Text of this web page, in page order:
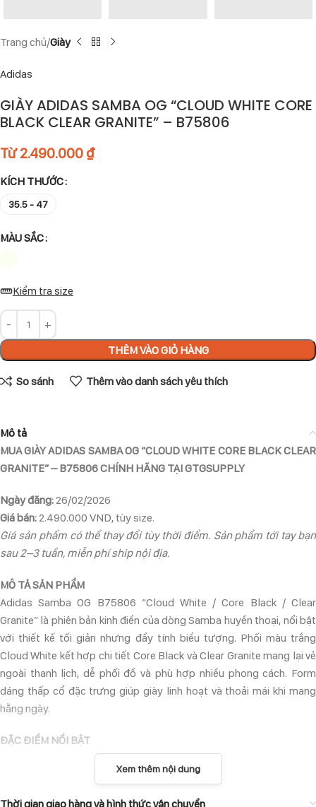
Trang chủ Giày
Adidas
GIÀY ADIDAS SAMBA OG “CLOUD WHITE CORE
BLACK CLEAR GRANITE” – B75806
Từ2.490.000 ₫
KÍCH THƯỚC
35.5 - 47
MÀU SẮC
Kiểm tra size
THÊM VÀO GIỎ HÀNG
So sánh Thêm vào danh sách yêu thích
Mô tả
MUA GIÀY ADIDAS SAMBA OG “CLOUD WHITE CORE BLACK CLEAR
GRANITE” – B75806 CHÍNH HÃNG TẠI GTGSUPPLY
Ngày đăng:26/02/2026
Giá bán:2.490.000 VND, tùy size.
Giá sản phẩm có thể thay đổi tùy thời điểm. Sản phẩm tới tay bạn
sau 2–3 tuần, miễn phí ship nội địa.
MÔ TẢ SẢN PHẨM
Adidas Samba OG B75806 “Cloud White / Core Black / Clear
Granite” là phiên bản kinh điển của dòng Samba huyền thoại, nổi bật
với thiết kế tối giản nhưng đầy tính biểu tượng. Phối màu trắng
Cloud White kết hợp chi tiết Core Black và Clear Granite mang lại vẻ
ngoài thanh lịch, dễ phối đồ và phù hợp nhiều phong cách. Form
dáng thấp cổ đặc trưng giúp giày linh hoạt và thoải mái khi mang
hằng ngày.
ĐẶC ĐIỂM NỔI BẬT
Upper da cao cấp kết hợp overlay da lộn tăng độ bền và độ ôm
Xem thêm nội dung
Thời gian giao hàng và hình thức vận chuyển